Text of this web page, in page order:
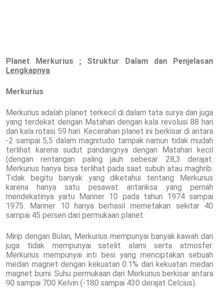
Planet Merkurius ; Struktur Dalam dan Penjelasan
Lengkapnya
Merkurius
Merkurius adalah planet terkecil di dalam tata surya dan juga
yang terdekat dengan Matahari dengan kala revolusi 88 hari
dan kala rotasi 59 hari. Kecerahan planet ini berkisar di antara
-2 sampai 5,5 dalam magnitudo tampak namun tidak mudah
terlihat karena sudut pandangnya dengan Matahari kecil
(dengan rentangan paling jauh sebesar 28,3 derajat.
Merkurius hanya bisa terlihat pada saat subuh atau maghrib.
Tidak begitu banyak yang diketahui tentang Merkurius
karena hanya satu pesawat antariksa yang pernah
mendekatinya yaitu Mariner 10 pada tahun 1974 sampai
1975. Mariner 10 hanya berhasil memetakan sekitar 40
sampai 45 persen dari permukaan planet.
Mirip dengan Bulan, Merkurius mempunyai banyak kawah dan
juga tidak mempunyai satelit alami serta atmosfer.
Merkurius mempunyai inti besi yang menciptakan sebuah
medan magnet dengan kekuatan 0.1% dari kekuatan medan
magnet bumi. Suhu permukaan dari Merkurius berkisar antara
90 sampai 700 Kelvin (-180 sampai 430 derajat Celcius).